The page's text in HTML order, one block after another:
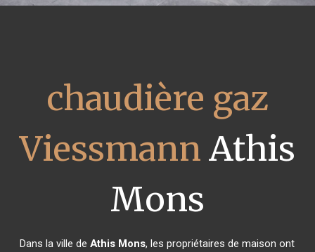
chaudière gaz
Viessmann Athis
Mons
Dans la ville deAthis Mons, les propriétaires de maison ont